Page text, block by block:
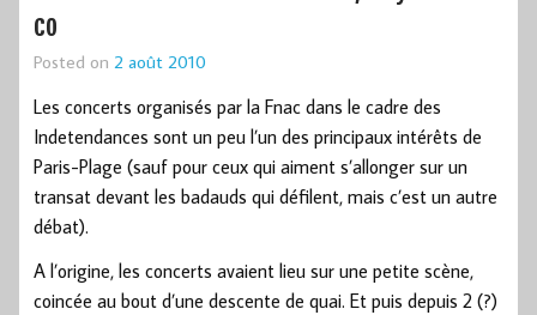
co
Posted on 2 août 2010
Les concerts organisés par la Fnac dans le cadre des
Indetendances sont un peu l’un des principaux intérêts de
Paris-Plage (sauf pour ceux qui aiment s’allonger sur un
transat devant les badauds qui défilent, mais c’est un autre
débat).
A l’origine, les concerts avaient lieu sur une petite scène,
coincée au bout d’une descente de quai. Et puis depuis 2 (?)